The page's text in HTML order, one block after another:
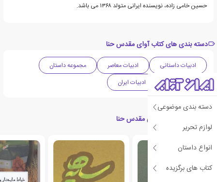
دسته بندی موضوعی
لوازم تحریر
انواع داستان
کتاب های برگزیده
حسین خامی زاده، نویسنده ایرانی متولد ۱۳۶۸‏ می باشد.
دسته بندی های کتاب آوای مقدس حنا
ادبیات داستانی ادبیات معاصر
مجموعه داستان
داستان کوتاه
ادبیات ایران
کتاب های مرتبط با آوای مقدس حنا